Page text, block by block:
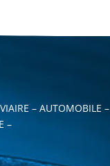
– AUTOMOBILE –
–